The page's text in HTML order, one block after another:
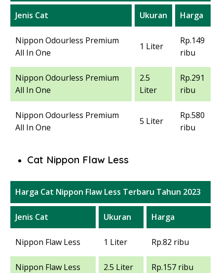
Jenis Cat Ukuran Harga
Nippon Odourless Premium
All In One
1 Liter
Rp.149
ribu
Nippon Odourless Premium
All In One
2.5
Liter
Rp.291
ribu
Nippon Odourless Premium
All In One
5 Liter
Rp.580
ribu
Cat Nippon Flaw Less
Harga Cat Nippon Flaw Less Terbaru Tahun 2023
Jenis Cat Ukuran Harga
Nippon Flaw Less 1 Liter Rp.82 ribu
Nippon Flaw Less 2.5 Liter Rp.157 ribu